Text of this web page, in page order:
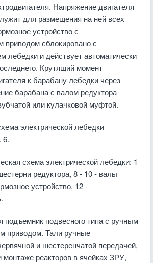
Напряжение двигателя
для размещения на ней всех
устройство с
приводом сблокировано с
лебедки и действует автоматически
Крутящий момент
к барабану лебедки через
барабана с валом редуктора
или кулачковой муфтой.
электрической лебедки
6.
схема электрической лебедки: 1
редуктора, 8 - 10 - валы
устройство, 12 -
подъемник подвесного типа с ручным
приводом. Тали ручные
и шестеренчатой передачей,
монтаже реакторов в ячейках ЗРУ,